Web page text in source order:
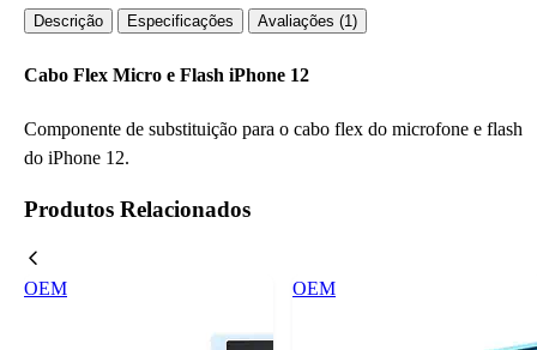
Descrição Especificações Avaliações (1)
Cabo Flex Micro e Flash iPhone 12
Componente de substituição para o cabo flex do microfone e flash
do iPhone 12.
Produtos Relacionados
OEM OEM